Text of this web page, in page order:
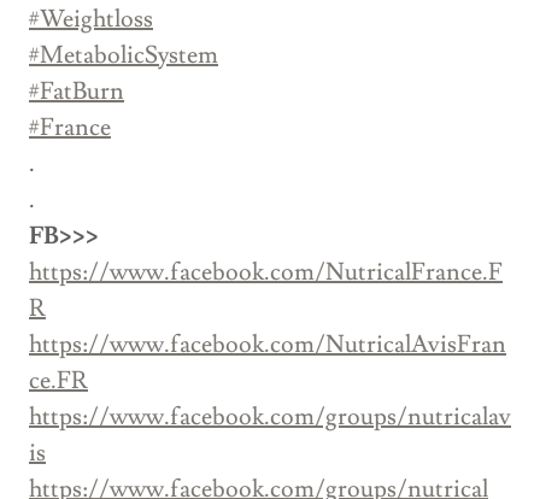
#Weightloss
#MetabolicSystem
#FatBurn
#France
.
.
FB>>>
https://www.facebook.com/NutricalFrance.F
R
https://www.facebook.com/NutricalAvisFran
ce.FR
https://www.facebook.com/groups/nutricalav
is
https://www.facebook.com/groups/nutrical